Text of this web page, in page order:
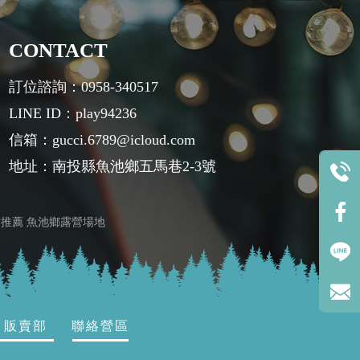
CONTACT
訂位諮詢：0958-340517
LINE ID：play94236
信箱：gucci.6789@icloud.com
地址：南投縣魚池鄉五馬巷2-3號
薦 魚池鄉露營場地
販賣部 聯絡營區